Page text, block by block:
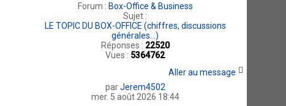
Forum : Box-Office & Business
Sujet :
LE TOPIC DU BOX-OFFICE (chiffres, discussions
générales...)
Réponses : 22520
Vues : 5364762
Aller au message
parJerem4502
mer. 5 août 2026 18:44